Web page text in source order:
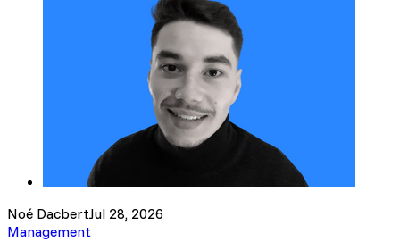
Noé DacbertJul 28, 2026
Management